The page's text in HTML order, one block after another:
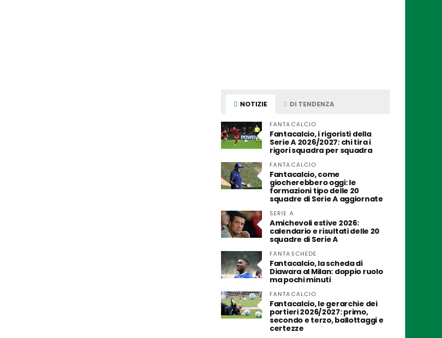
NOTIZIE DI TENDENZA
FANTACALCIO
Fantacalcio, i rigoristi della
Serie A 2026/2027: chi tira i
rigori squadra per squadra
FANTACALCIO
Fantacalcio, come
giocherebbero oggi: le
formazioni tipo delle 20
squadre di Serie A aggiornate
SERIE A
Amichevoli estive 2026:
calendario e risultati delle 20
squadre di Serie A
FANTASCHEDE
Fantacalcio, la scheda di
Diawara al Milan: doppio ruolo
ma pochi minuti
FANTACALCIO
Fantacalcio, le gerarchie dei
portieri 2026/2027: primo,
secondo e terzo, ballottaggi e
certezze